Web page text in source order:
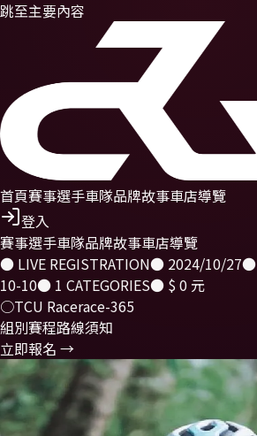
跳至主要內容
首頁賽事選手車隊品牌故事車店導覽
登入
賽事選手車隊品牌故事車店導覽
● LIVE REGISTRATION● 2024/10/27●
10-10● 1 CATEGORIES● $ 0 元
○TCU Racerace-365
組別賽程路線須知
立即報名 →